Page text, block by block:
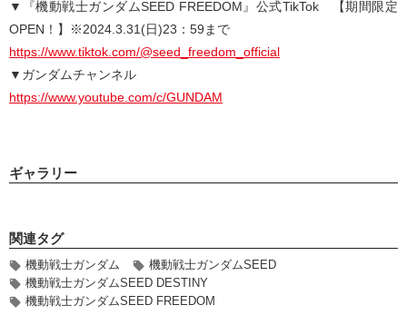
▼『機動戦士ガンダムSEED FREEDOM』公式TikTok 【期間限定
OPEN！】※2024.3.31(日)23：59まで
https://www.tiktok.com/@seed_freedom_official
▼ガンダムチャンネル
https://www.youtube.com/c/GUNDAM
ギャラリー
関連タグ
機動戦士ガンダム
機動戦士ガンダムSEED
機動戦士ガンダムSEED DESTINY
機動戦士ガンダムSEED FREEDOM